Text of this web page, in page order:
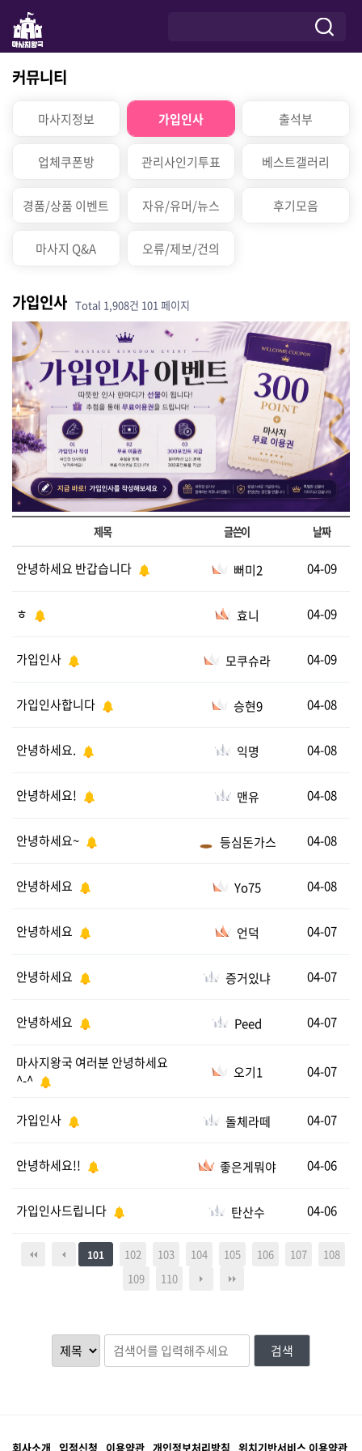
커뮤니티
마사지정보 가입인사 출석부
업체쿠폰방 관리사인기투표 베스트갤러리
경품/상품 이벤트 자유/유머/뉴스 후기모음
마사지 Q&A 오류/제보/건의
가입인사 Total 1,908건 101 페이지
제목 글쓴이 날짜
안녕하세요 반갑습니다 뻐미2 04-09
ㅎ 효니 04-09
가입인사 모쿠슈라 04-09
가입인사합니다 승현9 04-08
안녕하세요. 익명 04-08
안녕하세요! 맨유 04-08
안녕하세요~ 등심돈가스 04-08
안녕하세요 Yo75 04-08
안녕하세요 언덕 04-07
안녕하세요 증거있냐 04-07
안녕하세요 Peed 04-07
마사지왕국 여러분 안녕하세요
^-^
오기1 04-07
가입인사 돌체라떼 04-07
안녕하세요!! 좋은게뭐야 04-06
가입인사드립니다 탄산수 04-06
101 102 103 104 105 106 107
108
109
110
검색
회사소개 입점신청 이용약관 개인정보처리방침 위치기반서비스 이용약관